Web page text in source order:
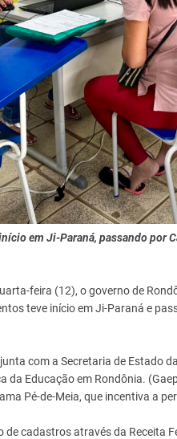
em Ji-Paraná, passando por
feira (12), o governo de
teve início em Ji-Paraná e
com a Secretaria de Estado
da Educação em Rondônia.
Pé-de-Meia, que incentiva a
cadastros através da Receita